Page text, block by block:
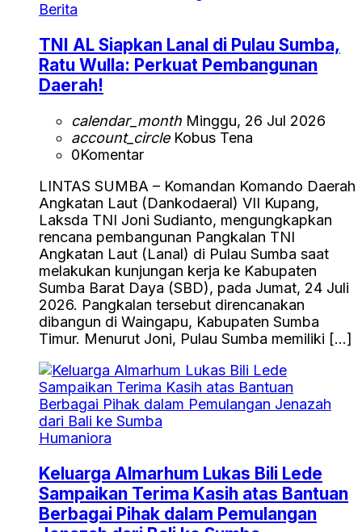
Berita
TNI AL Siapkan Lanal di Pulau Sumba,
Ratu Wulla: Perkuat Pembangunan
Daerah!
calendar_month Minggu, 26 Jul 2026
account_circleKobus Tena
0Komentar
LINTAS SUMBA – Komandan Komando Daerah
Angkatan Laut (Dankodaeral) VII Kupang,
Laksda TNI Joni Sudianto, mengungkapkan
rencana pembangunan Pangkalan TNI
Angkatan Laut (Lanal) di Pulau Sumba saat
melakukan kunjungan kerja ke Kabupaten
Sumba Barat Daya (SBD), pada Jumat, 24 Juli
2026. Pangkalan tersebut direncanakan
dibangun di Waingapu, Kabupaten Sumba
Timur. Menurut Joni, Pulau Sumba memiliki […]
Humaniora
Keluarga Almarhum Lukas Bili Lede
Sampaikan Terima Kasih atas Bantuan
Berbagai Pihak dalam Pemulangan